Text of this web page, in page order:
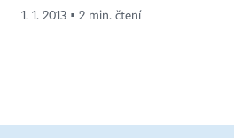
1. 1. 2013 ▪ 2 min. čtení